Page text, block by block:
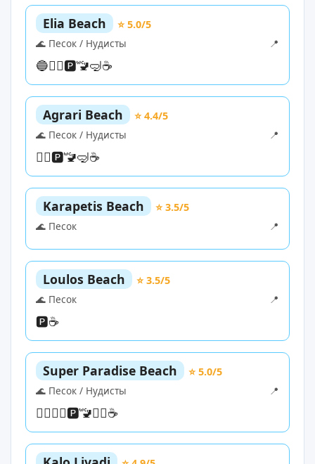
Elia Beach
⭐ 5.0/5
🌊 Песок / Нудисты
📍
🔵🏊‍♀️🅿️🚾🤿☕
Agrari Beach
⭐ 4.4/5
🌊 Песок / Нудисты
📍
🏊‍♀️🅿️🚾🤿☕
Karapetis Beach
⭐ 3.5/5
🌊 Песок
📍
Loulos Beach
⭐ 3.5/5
🌊 Песок
📍
🅿️☕
Super Paradise Beach
⭐ 5.0/5
🌊 Песок / Нудисты
📍
🏊‍♀️🏄‍♀️🅿️🚾🏄‍♀️☕